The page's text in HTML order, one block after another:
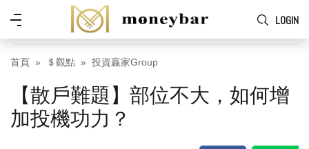
Skip to main content
LOGIN
功
能
表
首頁 ＄觀點 投資贏家Group
【散戶難題】部位不大，如何增
加投機功力？